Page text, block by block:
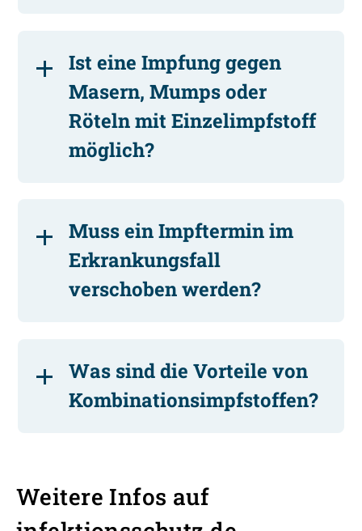
Ist eine Impfung gegen
Masern, Mumps oder
Röteln mit Einzelimpfstoff
möglich?
Muss ein Impftermin im
Erkrankungsfall
verschoben werden?
Was sind die Vorteile von
Kombinationsimpfstoffen?
Weitere Infos auf